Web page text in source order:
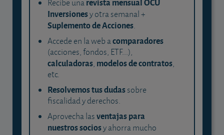
Recibe una
Inversionesy otra semanal +
Suplemento de Acciones.
Accede en la web acomparadores
(acciones, fondos, ETF...),
calculadoras, modelos de contratos,
etc.
Resolvemos tus dudassobre
fiscalidad y derechos.
Aprovecha lasventajas para
nuestros sociosy ahorra mucho